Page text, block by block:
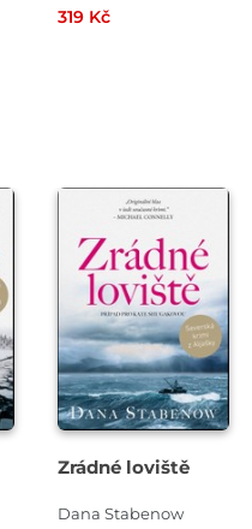
319 Kč
Zrádné loviště
Dana Stabenow